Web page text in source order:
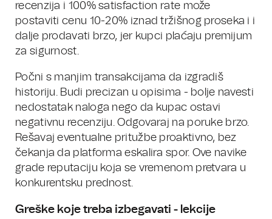
recenzija i 100% satisfaction rate može
postaviti cenu 10-20% iznad tržišnog proseka i i
dalje prodavati brzo, jer kupci plaćaju premijum
za sigurnost.
Počni s manjim transakcijama da izgradiš
historiju. Budi precizan u opisima - bolje navesti
nedostatak naloga nego da kupac ostavi
negativnu recenziju. Odgovaraj na poruke brzo.
Rešavaj eventualne pritužbe proaktivno, bez
čekanja da platforma eskalira spor. Ove navike
grade reputaciju koja se vremenom pretvara u
konkurentsku prednost.
Greške koje treba izbegavati - lekcije